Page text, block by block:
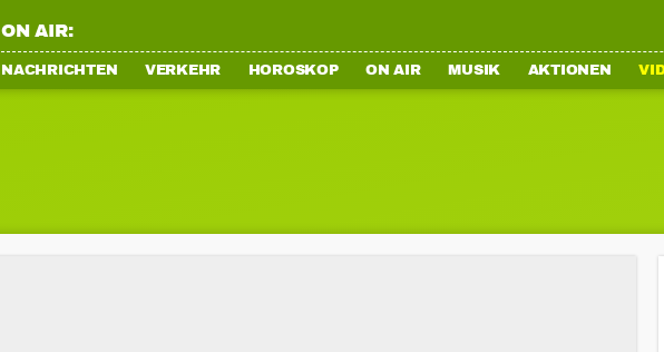
ON AIR:
NACHRICHTEN VERKEHR HOROSKOP ON AIR MUSIK AKTIONEN